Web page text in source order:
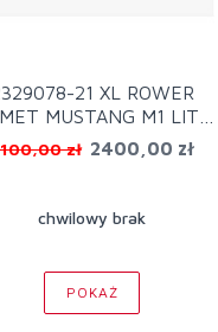
21 XL ROWER
M1 LITE
SZAR/CZ
zł 2400,00 zł
chwilowy brak
POKAŻ